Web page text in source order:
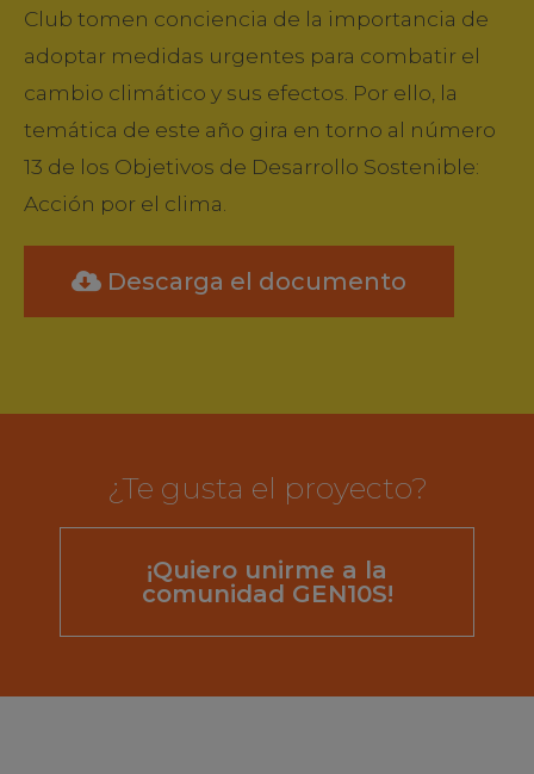
Club tomen conciencia de la importancia de
adoptar medidas urgentes para combatir el
cambio climático y sus efectos. Por ello, la
temática de este año gira en torno al número
13 de los Objetivos de Desarrollo Sostenible:
Acción por el clima.
Descarga el documento
¿Te gusta el proyecto?
¡Quiero unirme a la
comunidad GEN10S!